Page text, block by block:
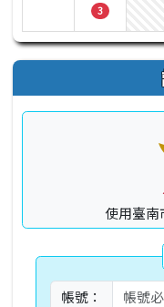
3
使用臺南
帳號：